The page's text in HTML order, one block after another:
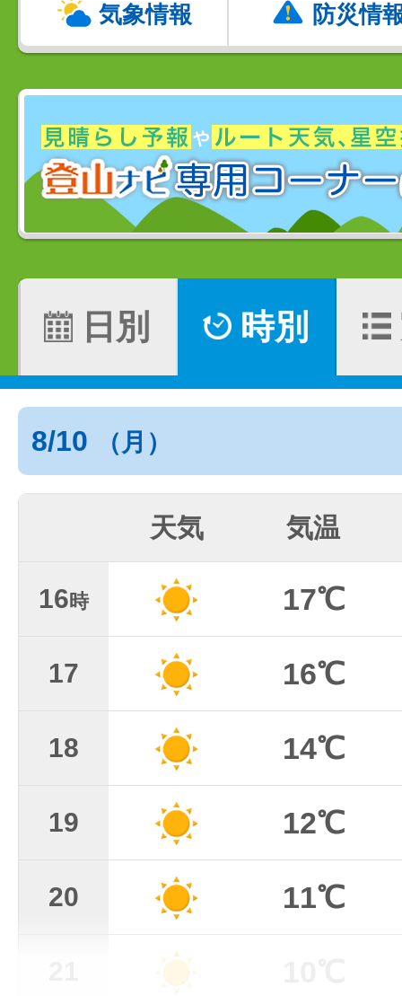
気象情報 防災情
日別 時別
8/10 （月）
天気 気温
16時 17℃
17 16℃
18 14℃
19 12℃
20 11℃